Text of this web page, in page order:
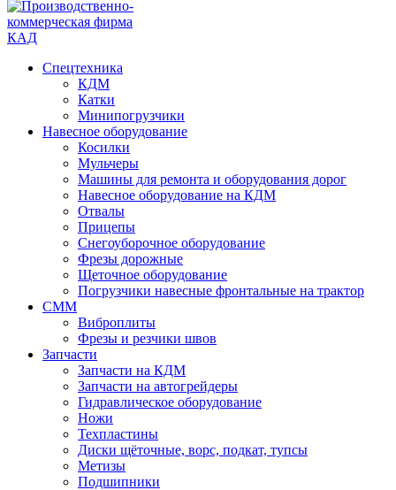
Спецтехника
КДМ
Катки
Минипогрузчики
Навесное оборудование
Косилки
Мульчеры
Машины для ремонта и оборудования дорог
Навесное оборудование на КДМ
Отвалы
Прицепы
Снегоуборочное оборудование
Фрезы дорожные
Щеточное оборудование
Погрузчики навесные фронтальные на трактор
СММ
Виброплиты
Фрезы и резчики швов
Запчасти
Запчасти на КДМ
Запчасти на автогрейдеры
Гидравлическое оборудование
Ножи
Техпластины
Диски щёточные, ворс, подкат, тупсы
Метизы
Подшипники